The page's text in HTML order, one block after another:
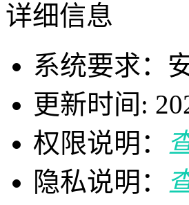
详细信息
系统要求：
更新时间:
权限说明：
隐私说明：